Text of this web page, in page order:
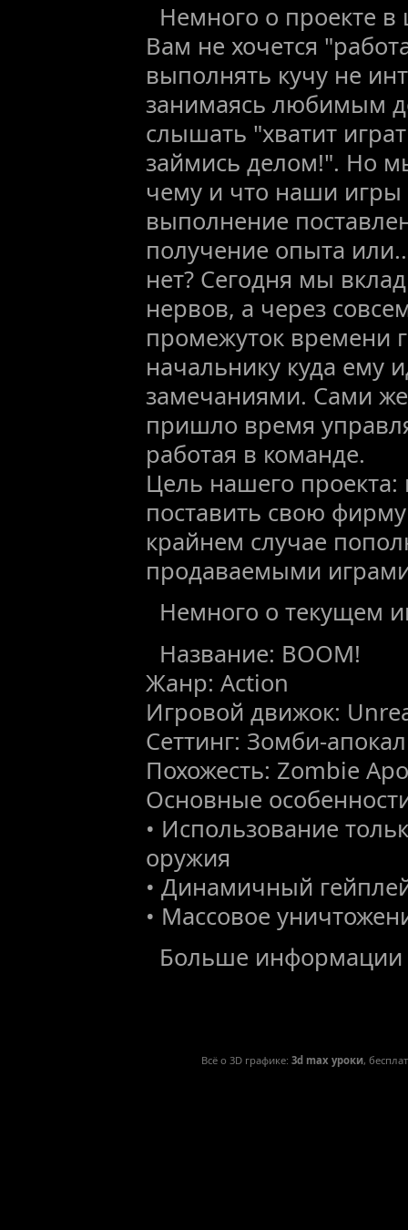
Немного о проекте в
Вам не хочется
выполнять кучу не
занимаясь любимым
слышать "хватит
займись делом!". Но
чему и что наши игры
выполнение
получение опыта
нет? Сегодня мы
нервов, а через
промежуток времени
начальнику куда ему
замечаниями. Сами
пришло время
работая в команде.
Цель нашего проекта:
поставить свою
крайнем случае
продаваемыми
Немного о текущем
Название: BOOM!
Жанр: Action
Игровой движок:
Сеттинг: Зомби-
Похожесть: Zombie
Основные
• Использование
оружия
• Динамичный
• Массовое
Больше
Всё о 3D графике: 3d max уроки,